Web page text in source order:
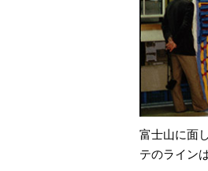
富士山に面
テのライン